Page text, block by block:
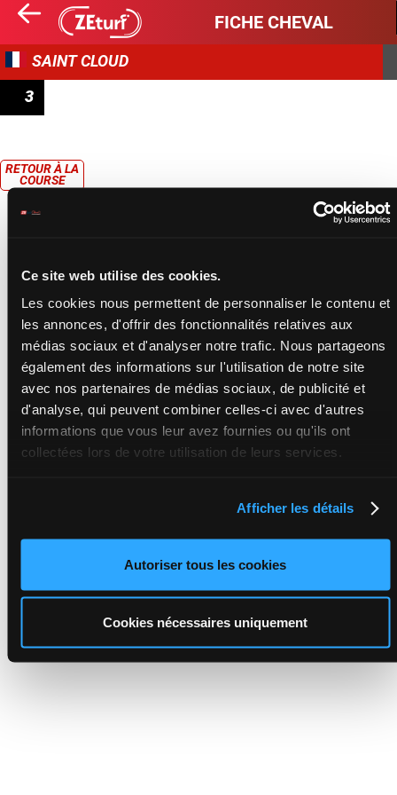
Ce site web utilise des cookies.
Les cookies nous permettent de personnaliser le contenu et
les annonces, d'offrir des fonctionnalités relatives aux
médias sociaux et d'analyser notre trafic. Nous partageons
également des informations sur l'utilisation de notre site
avec nos partenaires de médias sociaux, de publicité et
d'analyse, qui peuvent combiner celles-ci avec d'autres
informations que vous leur avez fournies ou qu'ils ont
collectées lors de votre utilisation de leurs services.
Afficher les détails
Autoriser tous les cookies
Cookies nécessaires uniquement
FICHE CHEVAL
SAINT CLOUD
3
RETOUR À LA
COURSE